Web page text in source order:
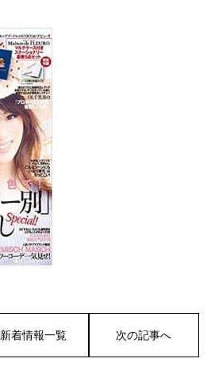
新着情報一覧 次の記事へ